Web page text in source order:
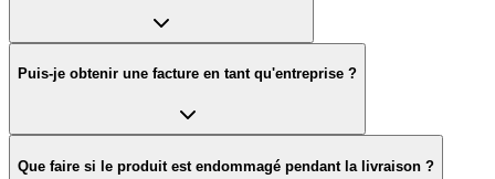
Puis-je obtenir une facture en tant qu'entreprise ?
Que faire si le produit est endommagé pendant la livraison ?